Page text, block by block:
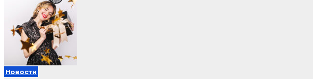
Новости